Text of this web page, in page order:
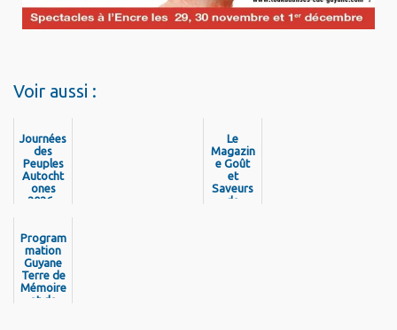
Voir aussi :
Journées
des
Peuples
Autocht
ones
2026 -
program
mation
Le
Magazin
e Goût
et
Saveurs
de
Program
mation
Guyane
Terre de
Mémoire
et de